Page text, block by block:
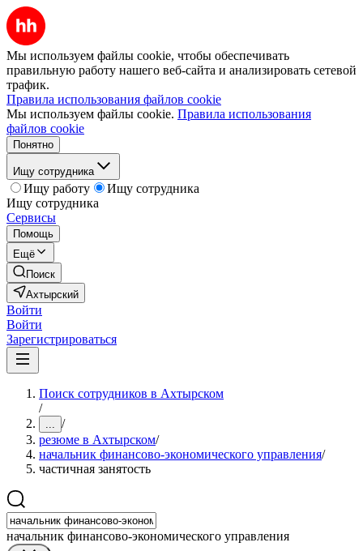
Мы используем файлы cookie, чтобы обеспечивать
правильную работу нашего веб-сайта и анализировать сетевой
трафик.
Правила использования файлов cookie
Мы используем файлы cookie. Правила использования
файлов cookie
Понятно
Ищу сотрудника
Ищу работу
Ищу сотрудника
Ищу сотрудника
Сервисы
Помощь
Ещё
Поиск
Ахтырский
Войти
Войти
Зарегистрироваться
Поиск сотрудников в Ахтырском
/
... /
резюме в Ахтырском/
начальник финансово-экономического управления/
частичная занятость
начальник финансово-экономического управления